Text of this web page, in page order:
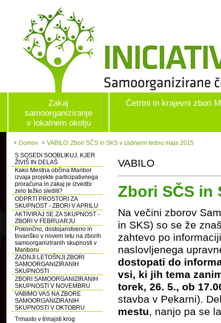
Zakaj
samoorganiziranje
v lokalnem okolju
Četrtni in krajevni zbori
Domov
VABILO: Zbori SČS in SKS v zadnjem tednu maja 2015
S SOSEDI SOOBLIKUJ, KJER
ŽIVIŠ IN DELAŠ
Kako Mestna občina Maribor
izvaja projekte participativnega
proračuna in zakaj je izvedbi
zelo težko slediti?
ODPRTI PROSTORI ZA
SKUPNOST - ZBORI V APRILU
AKTIVIRAJ SE ZA SKUPNOST -
ZBORI V FEBRUARJU
Pokončno, dostojanstveno in
tovariško v novem letu na zborih
samoorganiziranih skupnosti v
Mariboru
ZADNJI LETOŠNJI ZBORI
SAMOORGANIZIRANIH
SKUPNOSTI
ZBORI SAMOORGANIZIRANIH
SKUPNOSTI V NOVEMBRU
VABIMO VAS NA ZBORE
SAMOORGANIZIRANIH
SKUPNOSTI V OKTOBRU
Trmasto v trinajsti krog
VABILO
Zbori SČS in
Na večini zborov
in SKS) so se že
zahtevo po
naslovljenega
dostopati do
vsi, ki jih tema
torek, 26. 5., ob
stavba v Pekarni).
mestu, nanjo pa se